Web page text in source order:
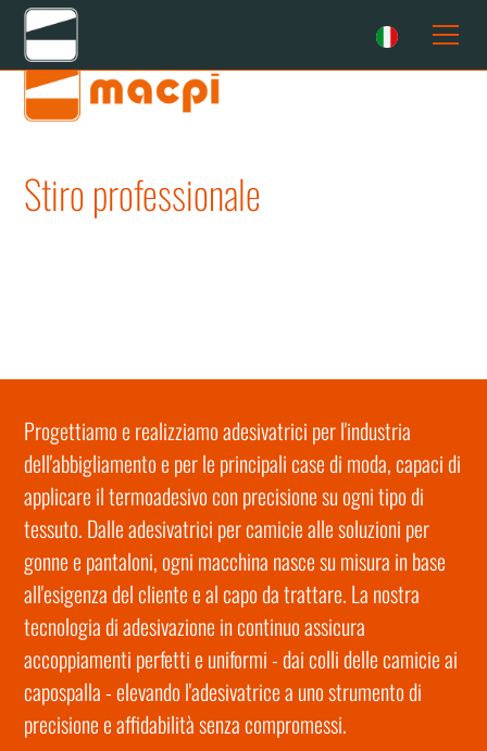
Stiro professionale
Progettiamo e realizziamo adesivatrici per l'industria
dell'abbigliamento e per le principali case di moda, capaci di
applicare il termoadesivo con precisione su ogni tipo di
tessuto. Dalle adesivatrici per camicie alle soluzioni per
gonne e pantaloni, ogni macchina nasce su misura in base
all'esigenza del cliente e al capo da trattare. La nostra
tecnologia di adesivazione in continuo assicura
accoppiamenti perfetti e uniformi - dai colli delle camicie ai
capospalla - elevando l'adesivatrice a uno strumento di
precisione e affidabilità senza compromessi.